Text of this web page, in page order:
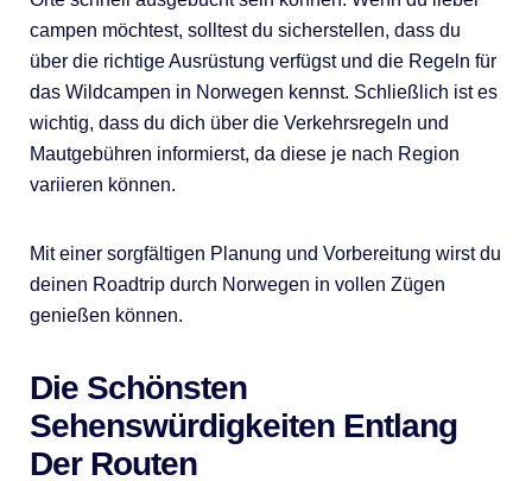
campen möchtest, solltest du sicherstellen, dass du
über die richtige Ausrüstung verfügst und die Regeln für
das Wildcampen in Norwegen kennst. Schließlich ist es
wichtig, dass du dich über die Verkehrsregeln und
Mautgebühren informierst, da diese je nach Region
variieren können.
Mit einer sorgfältigen Planung und Vorbereitung wirst du
deinen Roadtrip durch Norwegen in vollen Zügen
genießen können.
Die Schönsten
Sehenswürdigkeiten Entlang
Der Routen